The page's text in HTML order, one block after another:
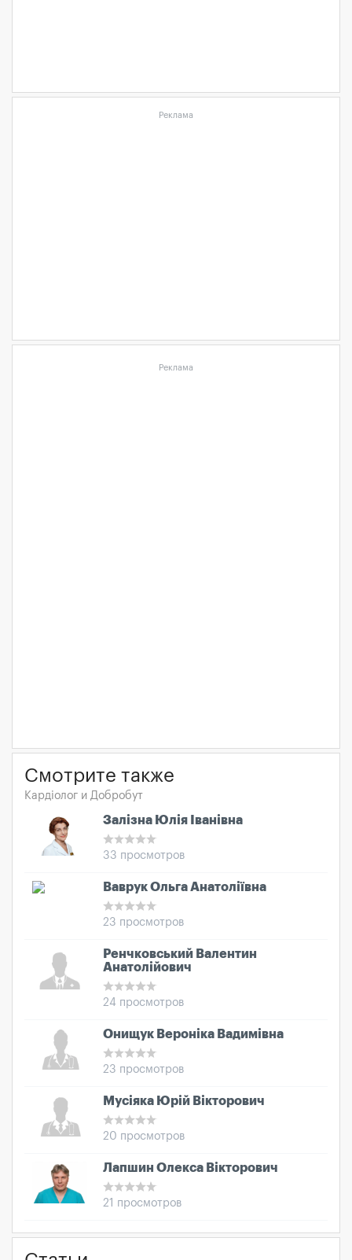
Реклама
Реклама
Смотрите также
Кардіолог и Добробут
Залізна Юлія Іванівна
33 просмотров
Ваврук Ольга Анатоліївна
23 просмотров
Ренчковський Валентин
Анатолійович
24 просмотров
Онищук Вероніка Вадимівна
23 просмотров
Мусіяка Юрій Вікторович
20 просмотров
Лапшин Олекса Вікторович
21 просмотров